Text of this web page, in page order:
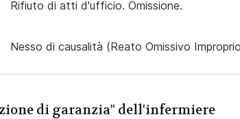
Rifiuto di atti d'ufficio. Omissione.
Nesso di causalità (Reato Omissivo
di garanzia" dell'infermiere